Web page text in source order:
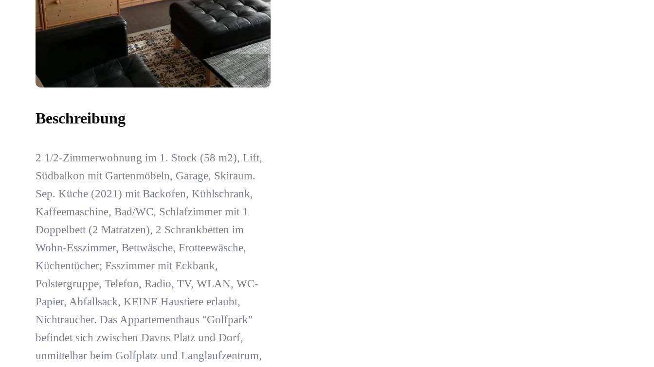
Beschreibung
2 1/2-Zimmerwohnung im 1. Stock (58 m2), Lift,
Südbalkon mit Gartenmöbeln, Garage, Skiraum.
Sep. Küche (2021) mit Backofen, Kühlschrank,
Kaffeemaschine, Bad/WC, Schlafzimmer mit 1
Doppelbett (2 Matratzen), 2 Schrankbetten im
Wohn-Esszimmer, Bettwäsche, Frotteewäsche,
Küchentücher; Esszimmer mit Eckbank,
Polstergruppe, Telefon, Radio, TV, WLAN, WC-
Papier, Abfallsack, KEINE Haustiere erlaubt,
Nichtraucher. Das Appartementhaus "Golfpark"
befindet sich zwischen Davos Platz und Dorf,
unmittelbar beim Golfplatz und Langlaufzentrum,